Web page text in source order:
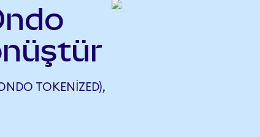
TOKENIZED),